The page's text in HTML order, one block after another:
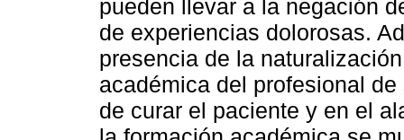
pueden llevar a la negación
de experiencias dolorosas.
presencia de la
académica del profesional
de curar el paciente y en el